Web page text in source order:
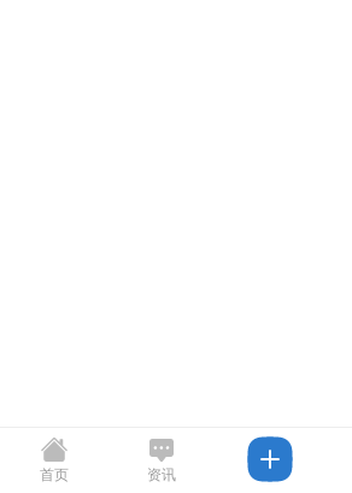
首页 资讯